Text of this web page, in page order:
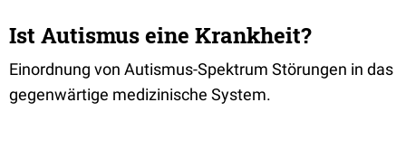
Ist Autismus eine Krankheit?
Einordnung von Autismus-Spektrum Störungen in das
gegenwärtige medizinische System.